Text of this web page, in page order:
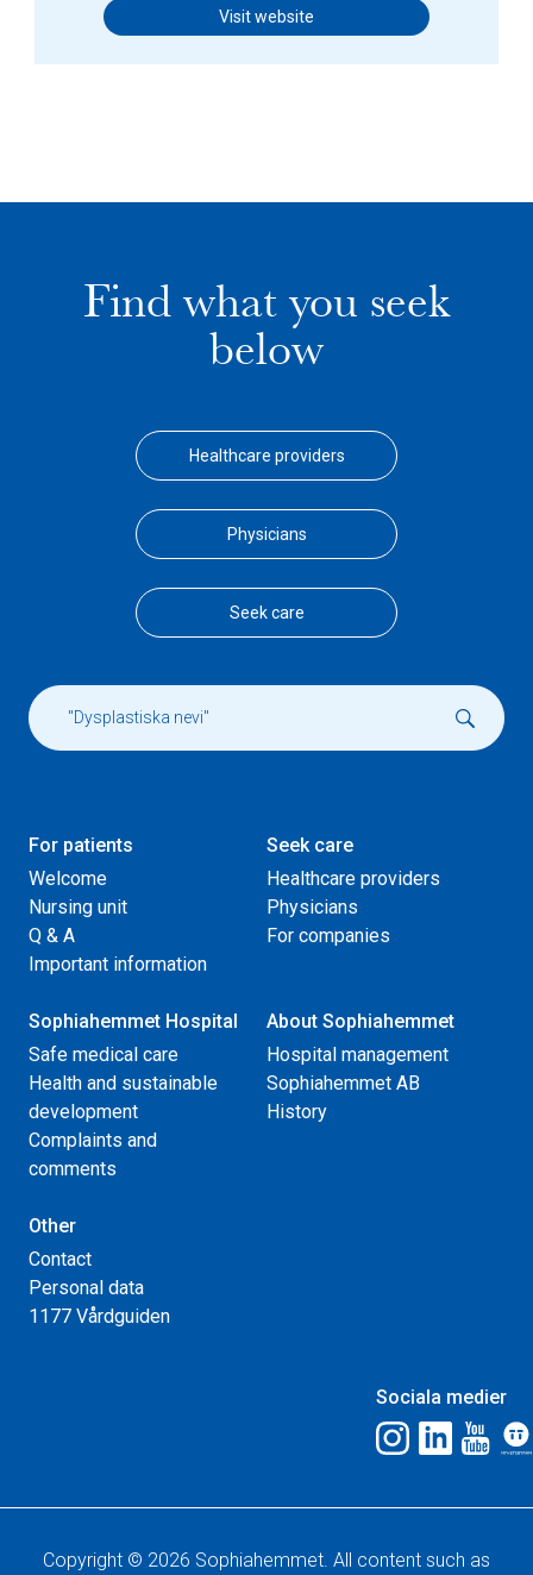
Visit website
Find what you seek
below
Healthcare providers
Physicians
Seek care
For patients
Welcome
Nursing unit
Q & A
Important information
Seek care
Healthcare providers
Physicians
For companies
Sophiahemmet Hospital
Safe medical care
Health and sustainable
development
Complaints and
comments
About Sophiahemmet
Hospital management
Sophiahemmet AB
History
Other
Contact
Personal data
1177 Vårdguiden
Sociala medier
Copyright © 2026 Sophiahemmet. All content such as